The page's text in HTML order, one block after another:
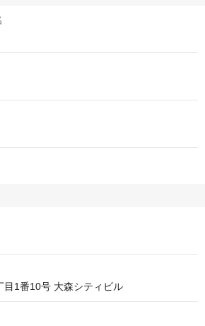
目1番10号 大森シティビル